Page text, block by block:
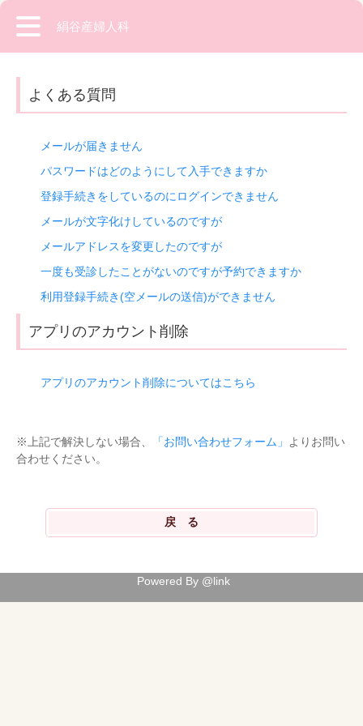
絹谷産婦人科
よくある質問
メールが届きません
パスワードはどのようにして入手できますか
登録手続きをしているのにログインできません
メールが文字化けしているのですが
メールアドレスを変更したのですが
一度も受診したことがないのですが予約できますか
利用登録手続き(空メールの送信)ができません
アプリのアカウント削除
アプリのアカウント削除についてはこちら
※上記で解決しない場合、 「お問い合わせフォーム」
よりお問い
合わせください。
Powered By @link